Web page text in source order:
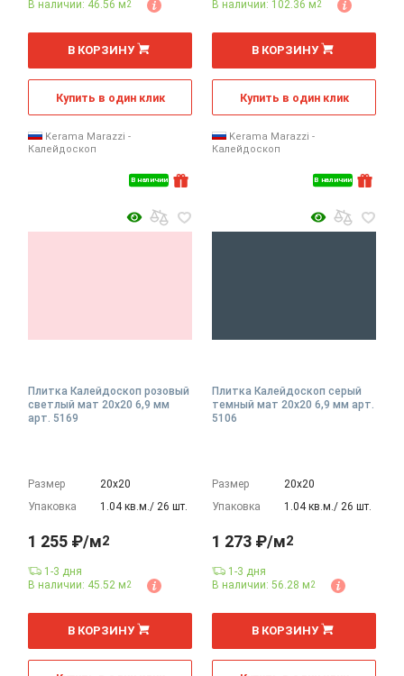
В наличии
В наличии: 46.56 м2
м
В КОРЗИНУ
Купить в один клик
Kerama Marazzi -
Калейдоскоп
В наличии
В наличии: 102.36 м2
м
В КОРЗИНУ
Купить в один клик
Kerama Marazzi -
Калейдоскоп
Плитка Калейдоскоп розовый
светлый мат 20x20 6,9 мм
арт. 5169
Размер
20х20
Упаковка
1.04 кв.м./ 26 шт.
1 255 ₽/м2
1-3 дня
В наличии: 45.52 м2
м
В КОРЗИНУ
Плитка Калейдоскоп серый
темный мат 20x20 6,9 мм арт.
5106
Размер
20х20
Упаковка
1.04 кв.м./ 26 шт.
1 273 ₽/м2
1-3 дня
В наличии: 56.28 м2
м
В КОРЗИНУ